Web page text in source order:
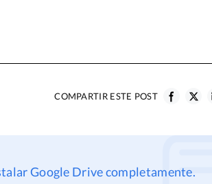
COMPARTIR ESTE POST
Google Drive completamente.